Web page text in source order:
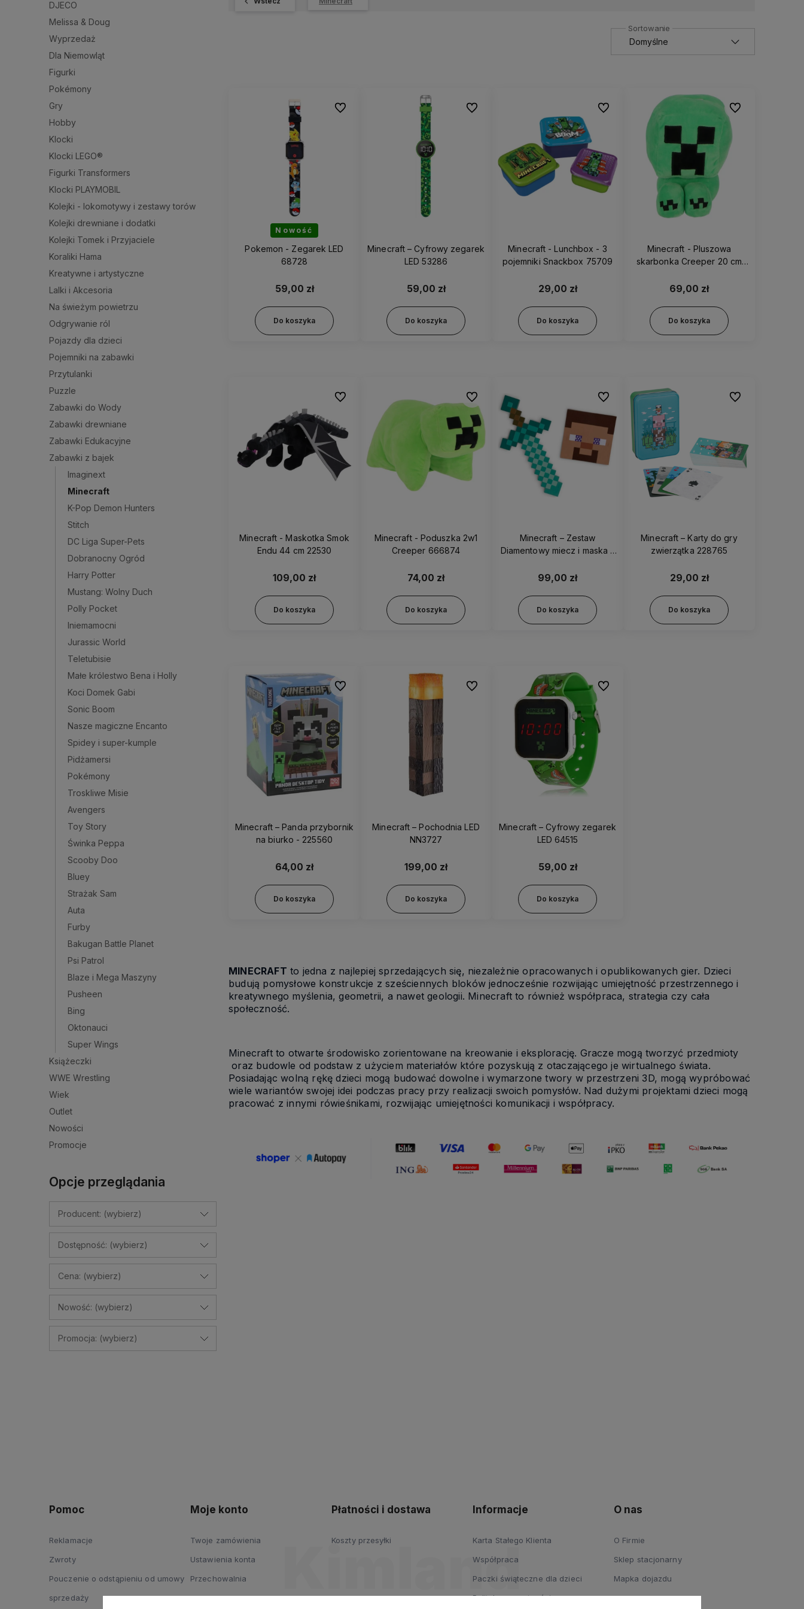
DJECO
Melissa & Doug
Wyprzedaż
Dla Niemowląt
Figurki
Pokémony
Gry
Hobby
Klocki
Klocki LEGO®
Figurki Transformers
Klocki PLAYMOBIL
Kolejki - lokomotywy i zestawy torów
Kolejki drewniane i dodatki
Kolejki Tomek i Przyjaciele
Koraliki Hama
Kreatywne i artystyczne
Lalki i Akcesoria
Na świeżym powietrzu
Odgrywanie ról
Pojazdy dla dzieci
Pojemniki na zabawki
Przytulanki
Puzzle
Zabawki do Wody
Zabawki drewniane
Zabawki Edukacyjne
Zabawki z bajek
Imaginext
Minecraft
K-Pop Demon Hunters
Stitch
DC Liga Super-Pets
Dobranocny Ogród
Harry Potter
Mustang: Wolny Duch
Polly Pocket
Iniemamocni
Jurassic World
Teletubisie
Małe królestwo Bena i Holly
Koci Domek Gabi
Sonic Boom
Nasze magiczne Encanto
Spidey i super-kumple
Pidżamersi
Pokémony
Troskliwe Misie
Avengers
Toy Story
Świnka Peppa
Scooby Doo
Bluey
Strażak Sam
Auta
Furby
Bakugan Battle Planet
Psi Patrol
Blaze i Mega Maszyny
Pusheen
Bing
Oktonauci
Super Wings
Książeczki
WWE Wrestling
Wiek
Outlet
Nowości
Promocje
Opcje przeglądania
Producent: (wybierz)
Dostępność: (wybierz)
Cena: (wybierz)
Nowość: (wybierz)
Promocja: (wybierz)
Nowość
Pokemon - Zegarek LED
68728
59,00 zł
Do koszyka
Do ulubionych
Minecraft – Cyfrowy zegarek
LED 53286
59,00 zł
Do koszyka
Do ulubionych
Minecraft - Lunchbox - 3
pojemniki Snackbox 75709
29,00 zł
Do koszyka
Do ulubionych
Minecraft - Pluszowa
skarbonka Creeper 20 cm
69,00 zł
Do koszyka
Do ulubionych
Minecraft - Maskotka Smok
Endu 44 cm 22530
109,00 zł
Do koszyka
Do ulubionych
Minecraft - Poduszka 2w1
Creeper 666874
74,00 zł
Do koszyka
Do ulubionych
Minecraft – Zestaw
Diamentowy miecz i maska –
99,00 zł
Do koszyka
Do ulubionych
Minecraft – Karty do gry
zwierzątka 228765
29,00 zł
Do koszyka
Do ulubionych
Minecraft – Panda przybornik
na biurko - 225560
64,00 zł
Do koszyka
Do ulubionych
Minecraft – Pochodnia LED
NN3727
199,00 zł
Do koszyka
Do ulubionych
Minecraft – Cyfrowy zegarek
LED 64515
59,00 zł
Do koszyka
Do ulubionych
MINECRAFT to jedna z najlepiej sprzedających się, niezależnie opracowanych i opublikowanych gier. Dzieci
budują pomysłowe konstrukcje z sześciennych bloków jednocześnie rozwijając umiejętność przestrzennego i
kreatywnego myślenia, geometrii, a nawet geologii. Minecraft to również współpraca, strategia czy cała
społeczność.
Minecraft to otwarte środowisko zorientowane na kreowanie i eksplorację. Gracze mogą tworzyć przedmioty
oraz budowle od podstaw z użyciem materiałów które pozyskują z otaczającego je wirtualnego świata.
Posiadając wolną rękę dzieci mogą budować dowolne i wymarzone twory w przestrzeni 3D, mogą wypróbować
wiele wariantów swojej idei podczas pracy przy realizacji swoich pomysłów. Nad dużymi projektami dzieci mogą
pracować z innymi rówieśnikami, rozwijając umiejętności komunikacji i współpracy.
Pomoc
Reklamacje
Zwroty
Pouczenie o odstąpieniu od umowy
sprzedaży
Moje konto
Twoje zamówienia
Ustawienia konta
Przechowalnia
Płatności i dostawa
Koszty przesyłki
Informacje
Karta Stałego Klienta
Współpraca
Paczki świąteczne dla dzieci
Polityka prywatności
O nas
O Firmie
Sklep stacjonarny
Mapka dojazdu